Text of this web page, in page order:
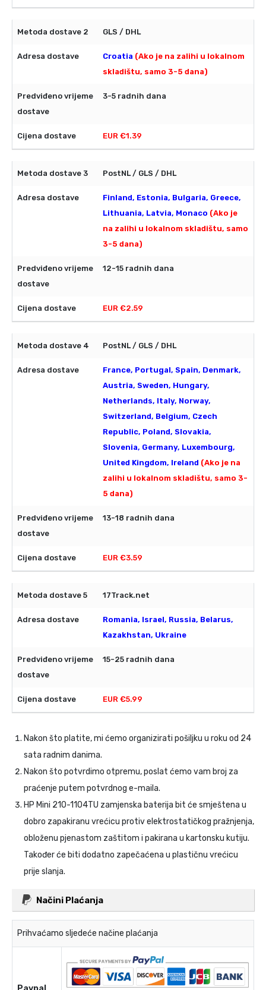
GLS / DHL
Croatia (Ako je na zalihi u lokalnom
skladištu, samo 3-5 dana)
3-5 radnih dana
EUR €1.39
PostNL / GLS / DHL
Finland, Estonia, Bulgaria, Greece,
Lithuania, Latvia, Monaco (Ako je
na zalihi u lokalnom skladištu, samo
3-5 dana)
12-15 radnih dana
EUR €2.59
PostNL / GLS / DHL
France, Portugal, Spain, Denmark,
Austria, Sweden, Hungary,
Netherlands, Italy, Norway,
Switzerland, Belgium, Czech
Republic, Poland, Slovakia,
Slovenia, Germany, Luxembourg,
United Kingdom, Ireland (Ako je na
zalihi u lokalnom skladištu, samo 3-
5 dana)
13-18 radnih dana
EUR €3.59
17Track.net
Romania, Israel, Russia, Belarus,
Kazakhstan, Ukraine
15-25 radnih dana
EUR €5.99
Nakon što platite, mi ćemo organizirati pošiljku u roku od 24
sata radnim danima.
Nakon što potvrdimo otpremu, poslat ćemo vam broj za
praćenje putem potvrdnog e-maila.
HP Mini 210-1104TU zamjenska baterija bit će smještena u
dobro zapakiranu vrećicu protiv elektrostatičkog pražnjenja,
obloženu pjenastom zaštitom i pakirana u kartonsku kutiju.
Također će biti dodatno zapečaćena u plastičnu vrećicu
prije slanja.
Načini Plaćanja
Prihvaćamo sljedeće načine plaćanja